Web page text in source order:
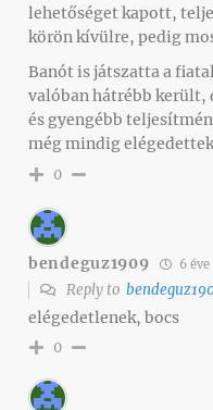
lehetőséget kapott,
körön kívülre, pedig
Banót is játszatta a
valóban hátrébb került,
és gyengébb
még mindig
0
bendeguz1909 6 éve
Reply to
elégedetlenek, bocs
0